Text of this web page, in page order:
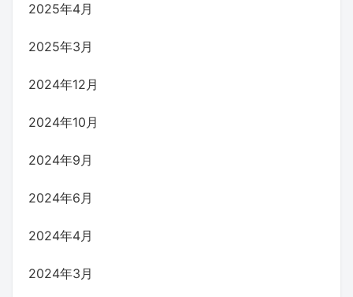
2025年4月
2025年3月
2024年12月
2024年10月
2024年9月
2024年6月
2024年4月
2024年3月